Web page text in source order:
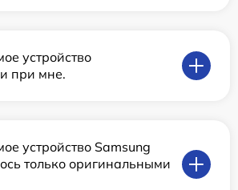
устройство
при мне.
устройство Samsung
только оригинальными